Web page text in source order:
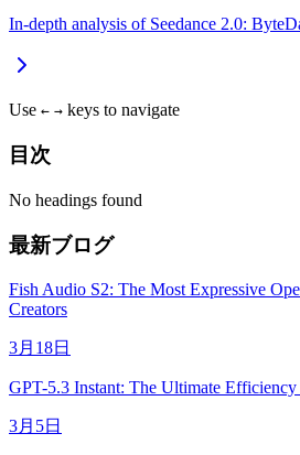
In-depth analysis of Seedance 2.0:
Use ← → keys to navigate
目次
No headings found
最新ブログ
Fish Audio S2: The Most Expressive
Creators
3月18日
GPT-5.3 Instant: The Ultimate
3月5日